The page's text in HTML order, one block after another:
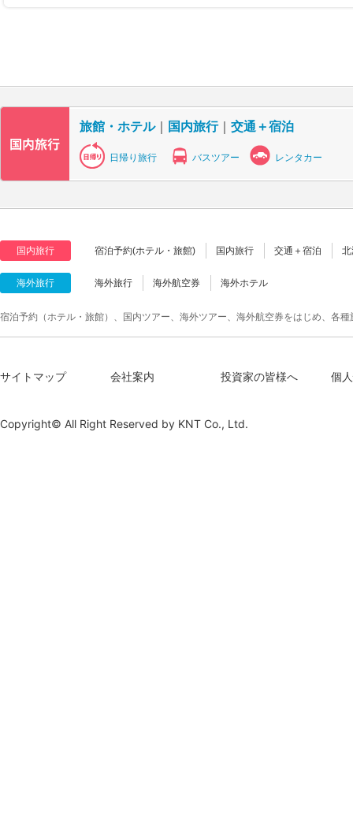
旅館・ホテル｜ 国内旅行｜ 交通＋宿泊
日帰り旅行 バスツアー レンタカー
国内旅行 宿泊予約(ホテル・旅館) 国内旅行 交通＋宿泊
海外旅行 海外旅行 海外航空券 海外ホテル
宿泊予約（ホテル・旅館）、国内ツアー、海外ツアー、海外航空券をはじめ、各
サイトマップ 会社案内 投資家の皆様へ 個
Copyright© All Right Reserved by KNT Co., Ltd.